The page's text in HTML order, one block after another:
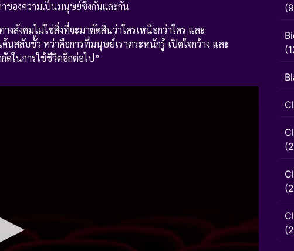
ของความเป็นมนุษย์ซึ่งกันและกัน
สังคมไม่ใช่สิ่งที่จะมาตัดสินว่าใครเหนือกว่าใคร และ
นสลับขั้ว ทว่าคือการที่มนุษย์เราตระหนักรู้ เปิดใจกว้าง และ
ดในการใช้ชีวิตอีกต่อไป”